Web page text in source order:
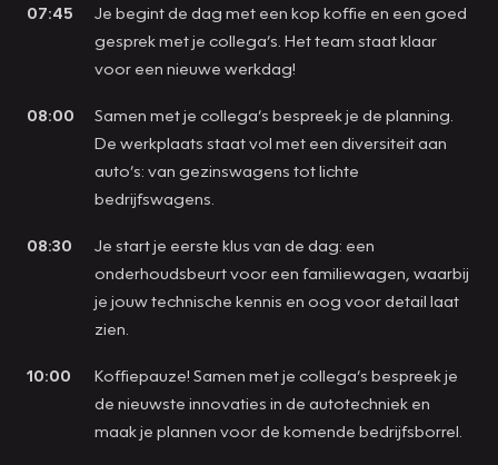
07:45
Je begint de dag met een kop koffie en een goed
gesprek met je collega’s. Het team staat klaar
voor een nieuwe werkdag!
08:00
Samen met je collega’s bespreek je de planning.
De werkplaats staat vol met een diversiteit aan
auto’s: van gezinswagens tot lichte
bedrijfswagens.
08:30
Je start je eerste klus van de dag: een
onderhoudsbeurt voor een familiewagen, waarbij
je jouw technische kennis en oog voor detail laat
zien.
10:00
Koffiepauze! Samen met je collega’s bespreek je
de nieuwste innovaties in de autotechniek en
maak je plannen voor de komende bedrijfsborrel.